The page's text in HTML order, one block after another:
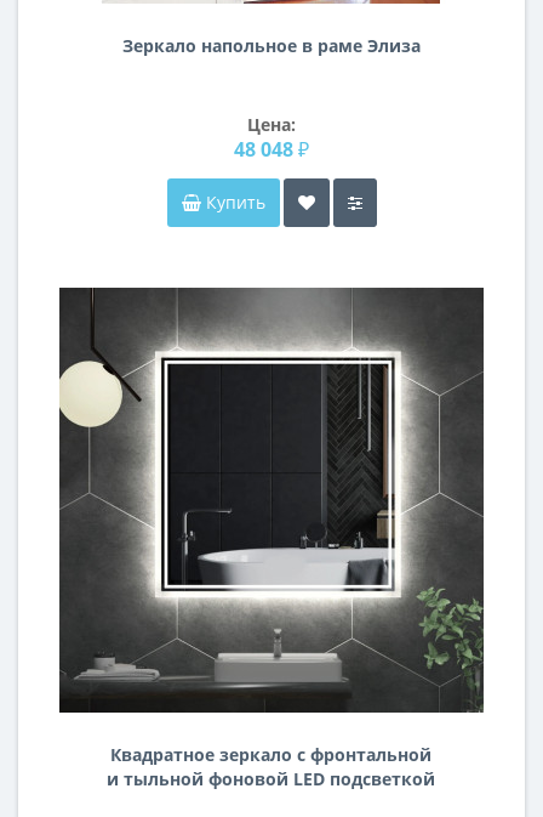
Зеркало напольное в раме Элиза
Цена:
48 048 ₽
Купить
Квадратное зеркало с фронтальной
и тыльной фоновой LED подсветкой